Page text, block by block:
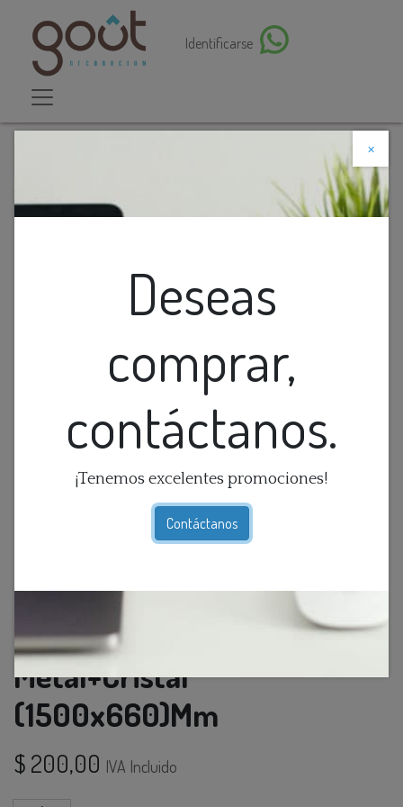
Identificarse
×
Deseas
comprar,
contáctanos.
¡Tenemos excelentes promociones!
Contáctanos
Descuento web
Lamp. Colg. 3L E14 Metal+Cristal (1500x660)Mm
Lamp. Colg. 3L E14
Metal+Cristal
(1500x660)Mm
$ 200,00 IVA Incluido